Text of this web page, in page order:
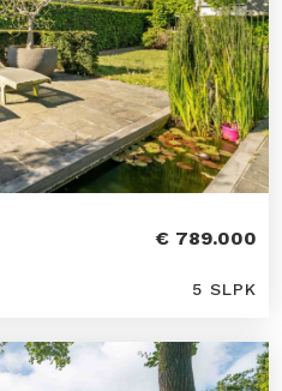
€ 789.000
5 SLPK